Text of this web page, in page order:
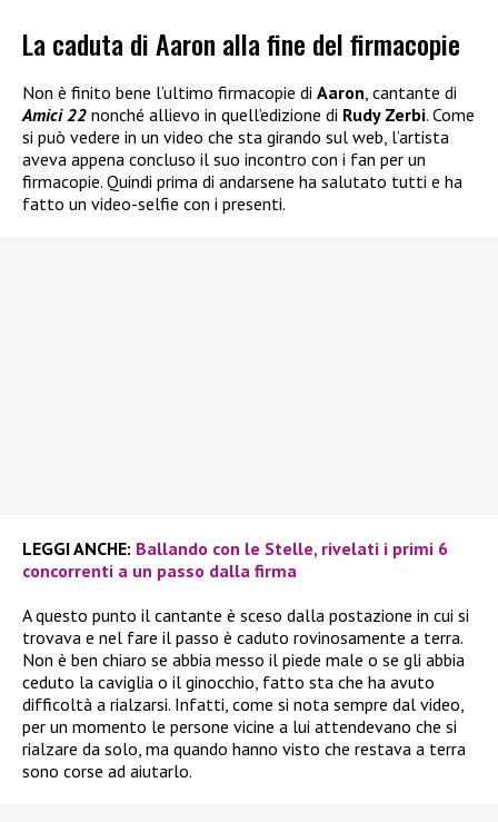
La caduta di Aaron alla fine del firmacopie
Non è finito bene l’ultimo firmacopie di Aaron, cantante di
Amici 22 nonché allievo in quell’edizione di Rudy Zerbi. Come
si può vedere in un video che sta girando sul web, l’artista
aveva appena concluso il suo incontro con i fan per un
firmacopie. Quindi prima di andarsene ha salutato tutti e ha
fatto un video-selfie con i presenti.
LEGGI ANCHE: Ballando con le Stelle, rivelati i primi 6
concorrenti a un passo dalla firma
A questo punto il cantante è sceso dalla postazione in cui si
trovava e nel fare il passo è caduto rovinosamente a terra.
Non è ben chiaro se abbia messo il piede male o se gli abbia
ceduto la caviglia o il ginocchio, fatto sta che ha avuto
difficoltà a rialzarsi. Infatti, come si nota sempre dal video,
per un momento le persone vicine a lui attendevano che si
rialzare da solo, ma quando hanno visto che restava a terra
sono corse ad aiutarlo.